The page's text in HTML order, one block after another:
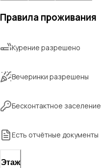
Правила проживания
Курение разрешено
Вечеринки разрешены
Бесконтактное заселение
Есть отчётные документы
Этаж